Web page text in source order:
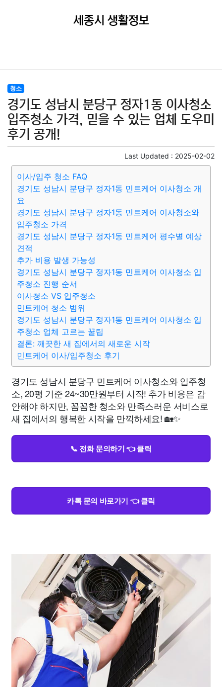
세종시 생활정보
청소
경기도 성남시 분당구 정자1동 이사청소
입주청소 가격, 믿을 수 있는 업체 도우미
후기 공개!
Last Updated : 2025-02-02
이사/입주 청소 FAQ
경기도 성남시 분당구 정자1동 민트케어 이사청소 개
요
경기도 성남시 분당구 정자1동 민트케어 이사청소와
입주청소 가격
경기도 성남시 분당구 정자1동 민트케어 평수별 예상
견적
추가 비용 발생 가능성
경기도 성남시 분당구 정자1동 민트케어 이사청소 입
주청소 진행 순서
이사청소 VS 입주청소
민트케어 청소 범위
경기도 성남시 분당구 정자1동 민트케어 이사청소 입
주청소 업체 고르는 꿀팁
결론: 깨끗한 새 집에서의 새로운 시작
민트케어 이사/입주청소 후기
경기도 성남시 분당구 민트케어 이사청소와 입주청
소, 20평 기준 24~30만원부터 시작! 추가 비용은 감
안해야 하지만, 꼼꼼한 청소와 만족스러운 서비스로
새 집에서의 행복한 시작을 만끽하세요! 🏡✨
📞 전화 문의하기 👈 클릭
카톡 문의 바로가기 👈 클릭